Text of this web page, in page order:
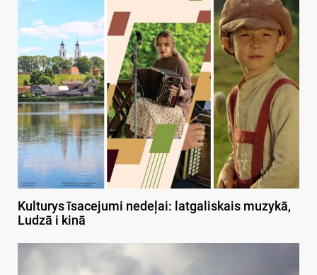
Kulturys īsacejumi nedeļai: latgaliskais muzykā,
Ludzā i kinā